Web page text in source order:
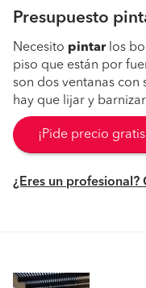
Presupuesto
Necesito pintarlos
piso que están por
son dos ventanas con
hay que lijar y
¡Pide precio
¿Eres un profesional?